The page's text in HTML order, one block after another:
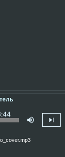
volume_up skip_next